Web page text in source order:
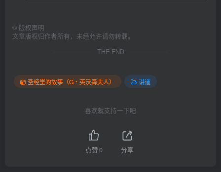
© 版权声明
文章版权归作者所有，未经允许请勿转载。
THE END
圣经里的故事（G‧英沃森夫人） 讲道
喜欢就支持一下吧
点赞0 分享